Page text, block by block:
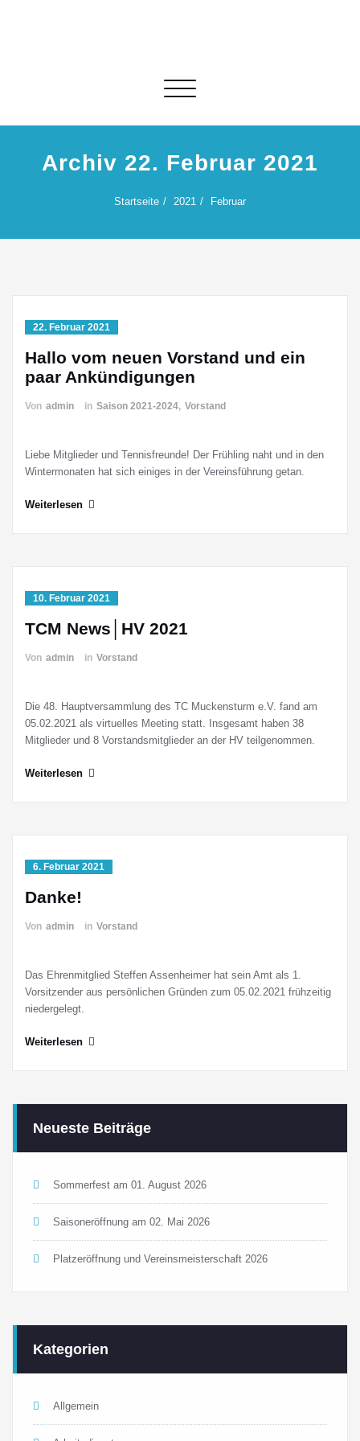
Schalte Navigation
Archiv 22. Februar 2021
Startseite 2021 Februar
22. Februar 2021
Hallo vom neuen Vorstand und ein
paar Ankündigungen
Von admin in Saison 2021-2024, Vorstand
Liebe Mitglieder und Tennisfreunde! Der Frühling naht und in den
Wintermonaten hat sich einiges in der Vereinsführung getan.
Weiterlesen
10. Februar 2021
TCM News│HV 2021
Von admin in Vorstand
Die 48. Hauptversammlung des TC Muckensturm e.V. fand am
05.02.2021 als virtuelles Meeting statt. Insgesamt haben 38
Mitglieder und 8 Vorstandsmitglieder an der HV teilgenommen.
Weiterlesen
6. Februar 2021
Danke!
Von admin in Vorstand
Das Ehrenmitglied Steffen Assenheimer hat sein Amt als 1.
Vorsitzender aus persönlichen Gründen zum 05.02.2021 frühzeitig
niedergelegt.
Weiterlesen
Neueste Beiträge
Sommerfest am 01. August 2026
Saisoneröffnung am 02. Mai 2026
Platzeröffnung und Vereinsmeisterschaft 2026
Kategorien
Allgemein